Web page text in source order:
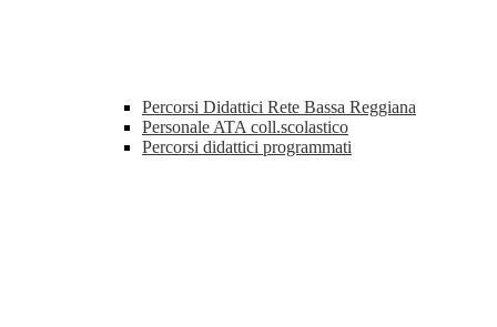
Percorsi Didattici Rete Bassa Reggiana
Personale ATA coll.scolastico
Percorsi didattici programmati